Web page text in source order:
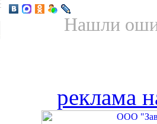
Нашли
реклама